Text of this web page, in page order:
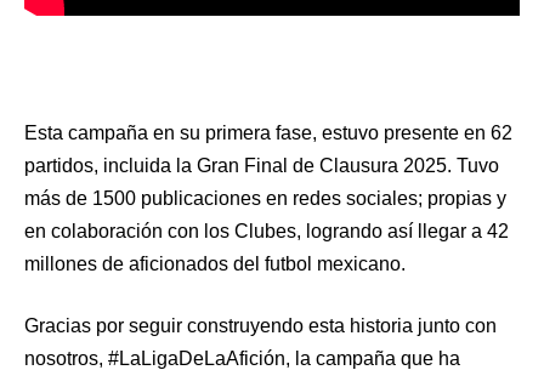
Esta campaña en su primera fase, estuvo presente en 62
partidos, incluida la Gran Final de Clausura 2025. Tuvo
más de 1500 publicaciones en redes sociales; propias y
en colaboración con los Clubes, logrando así llegar a 42
millones de aficionados del futbol mexicano.
Gracias por seguir construyendo esta historia junto con
nosotros, #LaLigaDeLaAfición, la campaña que ha